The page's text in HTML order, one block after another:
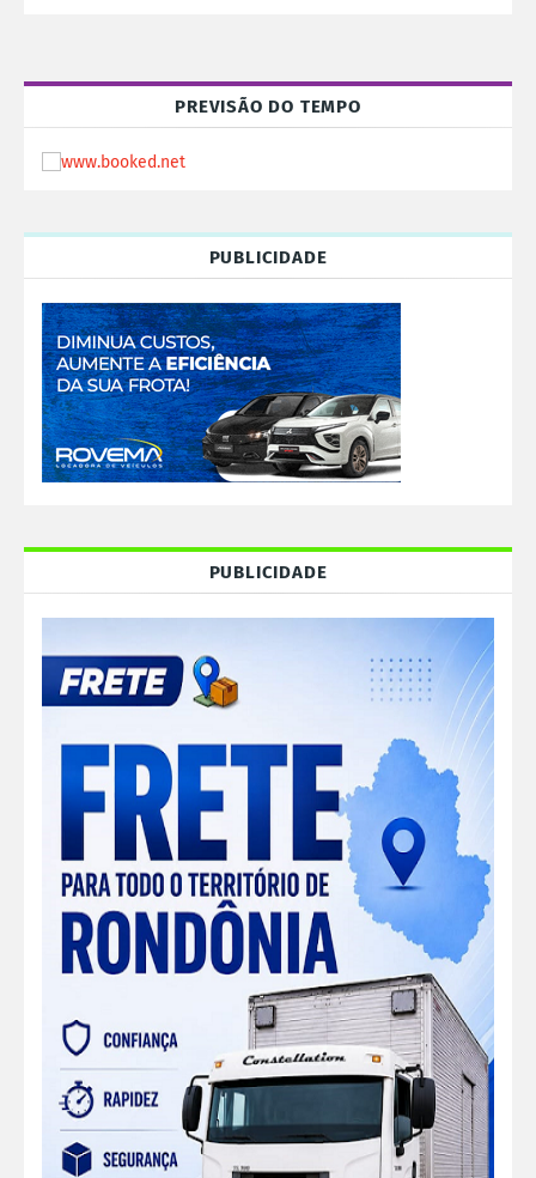
PREVISÃO DO TEMPO
PUBLICIDADE
PUBLICIDADE